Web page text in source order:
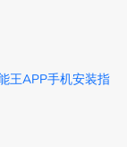
王APP手机安装指